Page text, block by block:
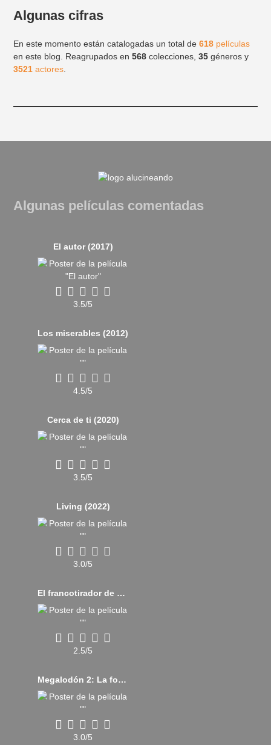
Algunas cifras
En este momento están catalogadas un total de618 películas
en este blog. Reagrupados en568 colecciones,35 géneros y
3521 actores.
Algunas películas comentadas
El autor (2017)
3.5/5
Los miserables (2012)
4.5/5
Cerca de ti (2020)
3.5/5
Living (2022)
3.0/5
El francotirador de Donbass (2022)
2.5/5
Megalodón 2: La fosa (2023)
3.0/5